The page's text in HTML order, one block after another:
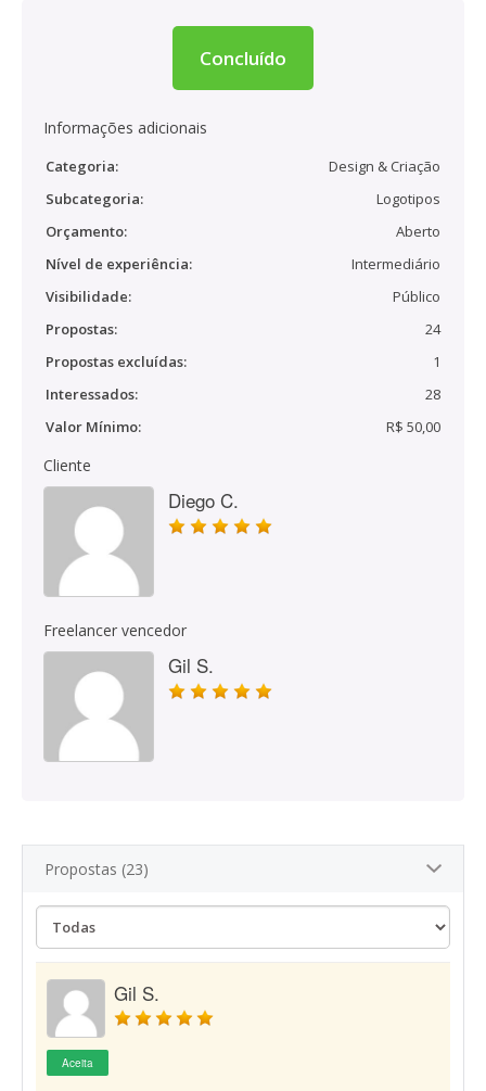
Concluído
Informações adicionais
Categoria:
Design & Criação
Subcategoria:
Logotipos
Orçamento:
Aberto
Nível de experiência:
Intermediário
Visibilidade:
Público
Propostas:
24
Propostas excluídas:
1
Interessados:
28
Valor Mínimo:
R$ 50,00
Cliente
Diego C.
Freelancer vencedor
Gil S.
Propostas (23)
Gil S.
Aceita